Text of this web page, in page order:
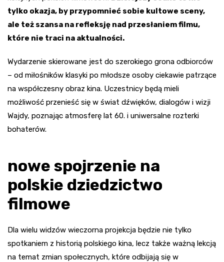
tylko okazja, by przypomnieć sobie kultowe sceny,
ale też szansa na refleksję nad przesłaniem filmu,
które nie traci na aktualności.
Wydarzenie skierowane jest do szerokiego grona odbiorców
– od miłośników klasyki po młodsze osoby ciekawie patrzące
na współczesny obraz kina. Uczestnicy będą mieli
możliwość przenieść się w świat dźwięków, dialogów i wizji
Wajdy, poznając atmosferę lat 60. i uniwersalne rozterki
bohaterów.
nowe spojrzenie na
polskie dziedzictwo
filmowe
Dla wielu widzów wieczorna projekcja będzie nie tylko
spotkaniem z historią polskiego kina, lecz także ważną lekcją
na temat zmian społecznych, które odbijają się w